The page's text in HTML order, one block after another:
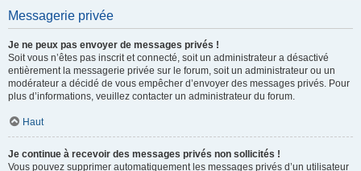
Messagerie privée
Je ne peux pas envoyer de messages privés !
Soit vous n’êtes pas inscrit et connecté, soit un administrateur a désactivé
entièrement la messagerie privée sur le forum, soit un administrateur ou un
modérateur a décidé de vous empêcher d’envoyer des messages privés. Pour
plus d’informations, veuillez contacter un administrateur du forum.
Haut
Je continue à recevoir des messages privés non sollicités !
Vous pouvez supprimer automatiquement les messages privés d’un utilisateur